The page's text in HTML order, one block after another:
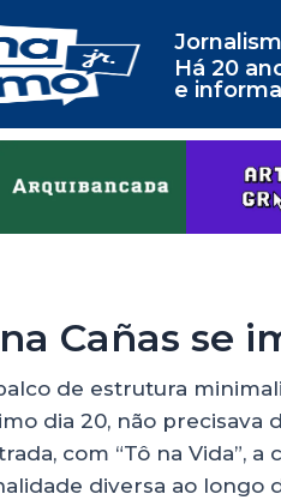
Há 20
e
Cañas se
de estrutura
dia 20, não precisava
com “Tô na Vida”,
diversa ao longo